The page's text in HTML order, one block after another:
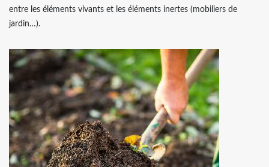
entre les éléments vivants et les éléments inertes (mobiliers de
jardin…).